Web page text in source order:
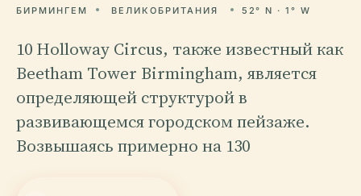
БИРМИНГЕМ ВЕЛИКОБРИТАНИЯ 52° N · 1° W
10 Holloway Circus, также известный как
Beetham Tower Birmingham, является
определяющей структурой в
развивающемся городском пейзаже.
Возвышаясь примерно на 130